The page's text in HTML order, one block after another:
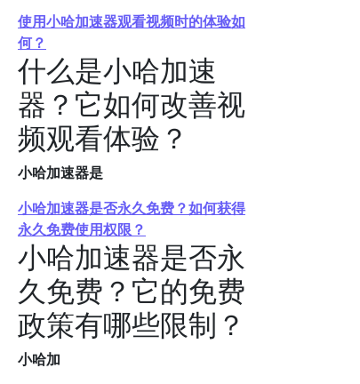
使用小哈加速器观看视频时的体验如
何？
什么是小哈加速
器？它如何改善视
频观看体验？
小哈加速器是
小哈加速器是否永久免费？如何获得
永久免费使用权限？
小哈加速器是否永
久免费？它的免费
政策有哪些限制？
小哈加